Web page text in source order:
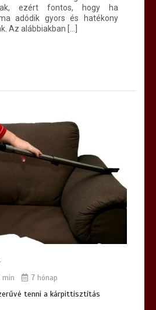
ezért fontos, hogy ha
adódik gyors és hatékony
Az alábbiakban […]
min 7 hónap
tenni a kárpittisztítás